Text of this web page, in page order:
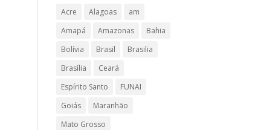
Acre Alagoas
am
Amapá
Amazonas
Bahia
Bolívia
Brasil
Brasilia
Brasília
Ceará
Espírito Santo
FUNAI
Goiás
Maranhão
Mato Grosso